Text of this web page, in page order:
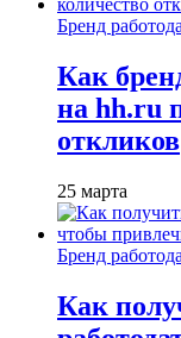
Бренд
Как
на hh.ru
откликов
25 марта
Бренд
Как